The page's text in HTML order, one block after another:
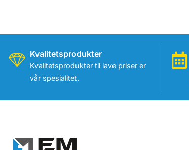
Kvalitetsprodukter
Kvalitetsprodukter til lave priser er
vår spesialitet.